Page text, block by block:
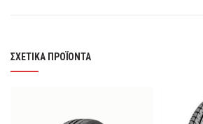
ΣΧΕΤΙΚΆ ΠΡΟΪΌΝΤΑ